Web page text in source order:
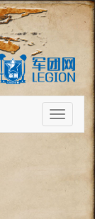
Toggle